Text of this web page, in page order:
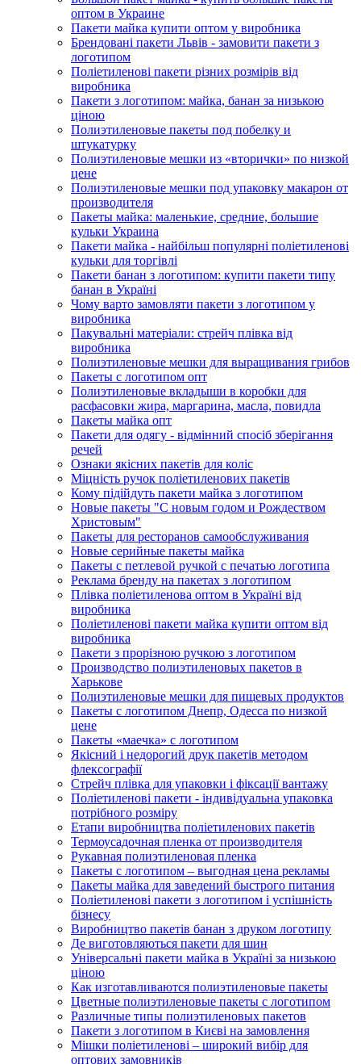
оптом в Украине
Пакети майка купити оптом у виробника
Брендовані пакети Львів - замовити пакети з
логотипом
Поліетиленові пакети різних розмірів від
виробника
Пакети з логотипом: майка, банан за низькою
ціною
Полиэтиленовые пакеты под побелку и
штукатурку
Полиэтиленовые мешки из «вторички» по низкой
цене
Полиэтиленовые мешки под упаковку макарон от
производителя
Пакеты майка: маленькие, средние, большие
кульки Украина
Пакети майка - найбільш популярні поліетиленові
кульки для торгівлі
Пакети банан з логотипом: купити пакети типу
банан в Україні
Чому варто замовляти пакети з логотипом у
виробника
Пакувальні матеріали: стрейч плівка від
виробника
Полиэтиленовые мешки для выращивания грибов
Пакеты с логотипом опт
Полиэтиленовые вкладыши в коробки для
расфасовки жира, маргарина, масла, повидла
Пакеты майка опт
Пакети для одягу - відмінний спосіб зберігання
речей
Ознаки якісних пакетів для коліс
Міцність ручок поліетиленових пакетів
Кому підійдуть пакети майка з логотипом
Новые пакеты "С новым годом и Рождеством
Христовым"
Пакеты для ресторанов самообслуживания
Новые серийные пакеты майка
Пакеты с петлевой ручкой с печатью логотипа
Реклама бренду на пакетах з логотипом
Плівка поліетиленова оптом в Україні від
виробника
Поліетиленові пакети майка купити оптом від
виробника
Пакети з прорізною ручкою з логотипом
Производство полиэтиленовых пакетов в
Харькове
Полиэтиленовые мешки для пищевых продуктов
Пакеты с логотипом Днепр, Одесса по низкой
цене
Пакеты «маечка» с логотипом
Якісний і недорогий друк пакетів методом
флексографії
Стрейч плівка для упаковки і фіксації вантажу
Поліетиленові пакети - індивідуальна упаковка
потрібного розміру
Етапи виробництва поліетиленових пакетів
Термоусадочная пленка от производителя
Рукавная полиэтиленовая пленка
Пакеты с логотипом – выгодная цена рекламы
Пакеты майка для заведений быстрого питания
Поліетиленові пакети з логотипом і успішність
бізнесу
Виробництво пакетів банан з друком логотипу
Де виготовляються пакети для шин
Універсальні пакети майка в Україні за низькою
ціною
Как изготавливаются полиэтиленовые пакеты
Цветные полиэтиленовые пакеты с логотипом
Различные типы полиэтиленовых пакетов
Пакети з логотипом в Києві на замовлення
Мішки поліетиленові – широкий вибір для
оптових замовників